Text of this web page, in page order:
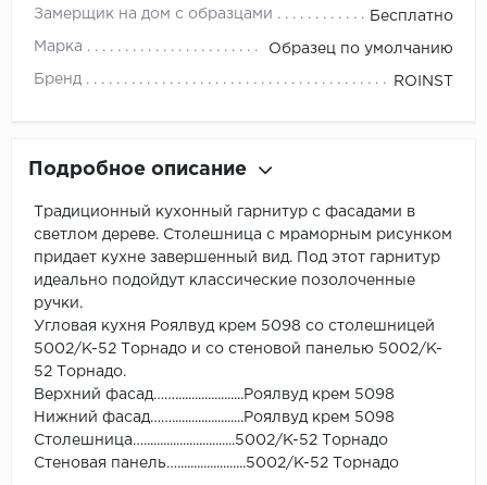
Замерщик на дом с образцами Бесплатно
Марка Образец по умолчанию
Бренд ROINST
Подробное описание
Традиционный кухонный гарнитур с фасадами в
светлом дереве. Столешница с мраморным рисунком
придает кухне завершенный вид. Под этот гарнитур
идеально подойдут классические позолоченные
ручки.
Угловая кухня Роялвуд крем 5098 со столешницей
5002/K-52 Торнадо и со стеновой панелью 5002/K-
52 Торнадо.
Верхний фасад…….....................Роялвуд крем 5098
Нижний фасад……......................Роялвуд крем 5098
Столешница…............................5002/K-52 Торнадо
Стеновая панель….....................5002/K-52 Торнадо